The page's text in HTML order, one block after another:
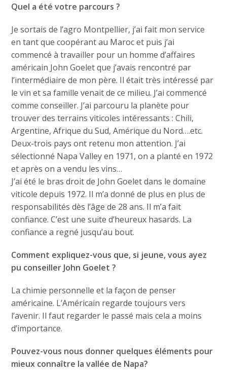
Quel a été votre parcours ?
Je sortais de l’agro Montpellier, j’ai fait mon service
en tant que coopérant au Maroc et puis j’ai
commencé à travailler pour un homme d’affaires
américain John Goelet que j’avais rencontré par
l’intermédiaire de mon père. Il était très intéressé par
le vin et sa famille venait de ce milieu. J’ai commencé
comme conseiller. J’ai parcouru la planète pour
trouver des terrains viticoles intéressants : Chili,
Argentine, Afrique du Sud, Amérique du Nord….etc.
Deux-trois pays ont retenu mon attention. J’ai
sélectionné Napa Valley en 1971, on a planté en 1972
et après on a vendu les vins…
J’ai été le bras droit de John Goelet dans le domaine
viticole depuis 1972. Il m’a donné de plus en plus de
responsabilités dès l’âge de 28 ans. Il m’a fait
confiance. C’est une suite d’heureux hasards. La
confiance a regné jusqu’au bout.
Comment expliquez-vous que, si jeune, vous ayez
pu conseiller John Goelet ?
La chimie personnelle et la façon de penser
américaine. L’Américain regarde toujours vers
l’avenir. Il faut regarder le passé mais cela a moins
d’importance.
Pouvez-vous nous donner quelques éléments pour
mieux connaître la vallée de Napa?